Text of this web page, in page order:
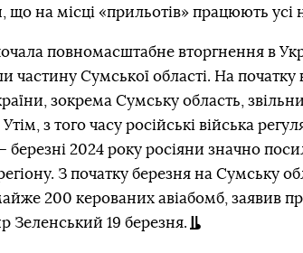
на місці «прильотів» працюють усі
повномасштабне вторгнення в
частину Сумської області. На початку
зокрема Сумську область,
Утім, з того часу російські війська
березні 2024 року росіяни значно
З початку березня на Сумську
200 керованих авіабомб, заявив
Зеленський 19 березня.